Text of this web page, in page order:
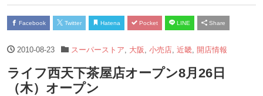
Facebook Twitter Hatena Pocket LINE Share
2010-08-23 スーパーストア 大阪 小売店, 近畿, 開店情報
ライフ西天下茶屋店オープン8月26日
（木）オープン